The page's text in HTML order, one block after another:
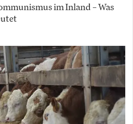
im Inland – Was